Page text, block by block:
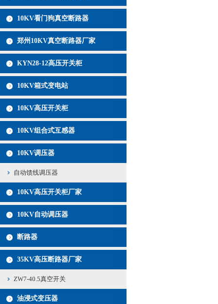
10KV看门狗真空断路器
郑州10KV真空断路器厂家
KYN28-12高压开关柜
10KV箱式变电站
10KV高压开关柜
10KV组合式互感器
10KV调压器
自动馈线调压器
10KV高压开关柜厂家
10KV自动调压器
断路器
35KV高压断路器厂家
ZW7-40.5真空开关
油浸式变压器